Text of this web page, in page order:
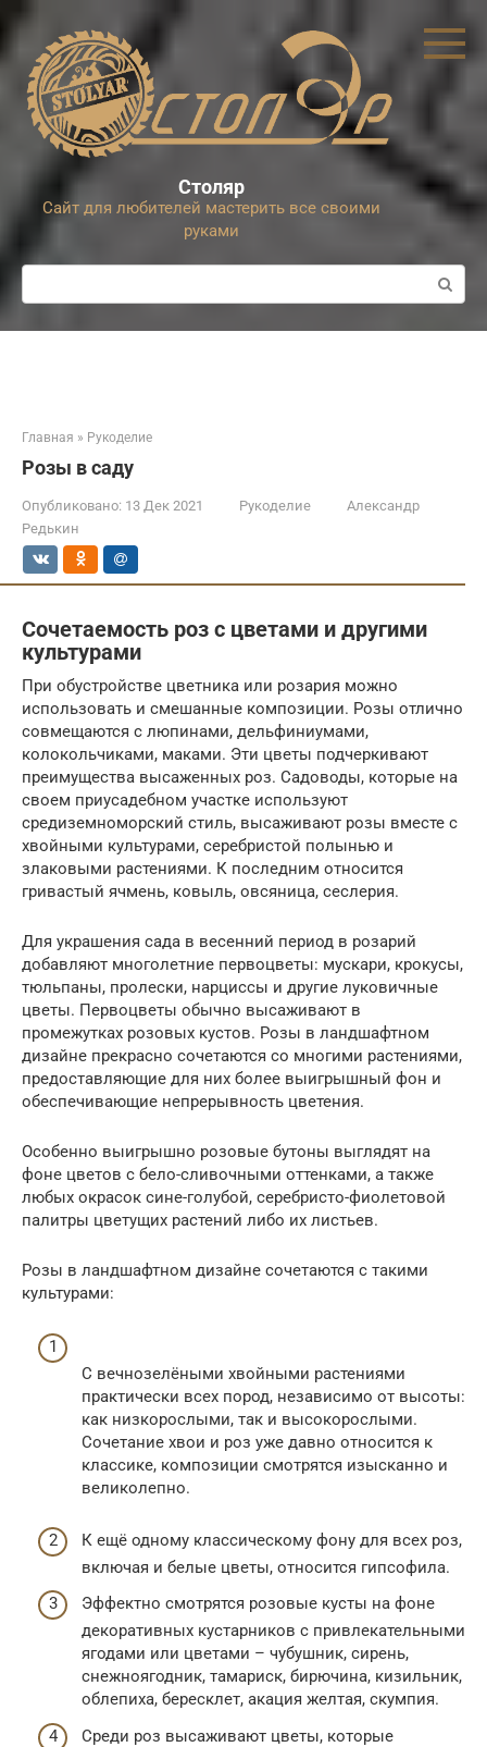
контенту
Столяр
Сайт для любителей мастерить все своими
руками
Главная » Рукоделие
Розы в саду
Опубликовано: 13 Дек 2021 Рукоделие
Александр
Редькин
Сочетаемость роз с цветами и другими
культурами
При обустройстве цветника или розария можно
использовать и смешанные композиции. Розы отлично
совмещаются с люпинами, дельфиниумами,
колокольчиками, маками. Эти цветы подчеркивают
преимущества высаженных роз. Садоводы, которые на
своем приусадебном участке используют
средиземноморский стиль, высаживают розы вместе с
хвойными культурами, серебристой полынью и
злаковыми растениями. К последним относится
гривастый ячмень, ковыль, овсяница, сеслерия.
Для украшения сада в весенний период в розарий
добавляют многолетние первоцветы: мускари, крокусы,
тюльпаны, пролески, нарциссы и другие луковичные
цветы. Первоцветы обычно высаживают в
промежутках розовых кустов. Розы в ландшафтном
дизайне прекрасно сочетаются со многими растениями,
предоставляющие для них более выигрышный фон и
обеспечивающие непрерывность цветения.
Особенно выигрышно розовые бутоны выглядят на
фоне цветов с бело-сливочными оттенками, а также
любых окрасок сине-голубой, серебристо-фиолетовой
палитры цветущих растений либо их листьев.
Розы в ландшафтном дизайне сочетаются с такими
культурами:
С вечнозелёными хвойными растениями
практически всех пород, независимо от высоты:
как низкорослыми, так и высокорослыми.
Сочетание хвои и роз уже давно относится к
классике, композиции смотрятся изысканно и
великолепно.
К ещё одному классическому фону для всех роз,
включая и белые цветы, относится гипсофила.
Эффектно смотрятся розовые кусты на фоне
декоративных кустарников с привлекательными
ягодами или цветами – чубушник, сирень,
снежноягодник, тамариск, бирючина, кизильник,
облепиха, бересклет, акация желтая, скумпия.
Среди роз высаживают цветы, которые